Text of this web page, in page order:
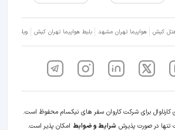
کیش هواپیما تهران مشهد بلیط هواپیما تهران کیش ویلا شمال
برای شرکت کاروان سفر های نیکسام محفوظ است.
تنها در صورت پذیرش شرایط و ضوابط امکان پذیر است.